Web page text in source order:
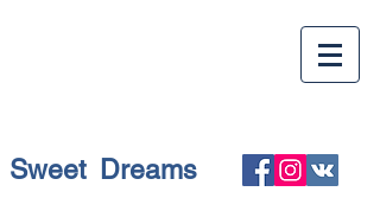
Sweet Dreams